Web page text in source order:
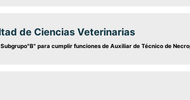
de Ciencias Veterinarias
para cumplir funciones de Auxiliar de Técnico de